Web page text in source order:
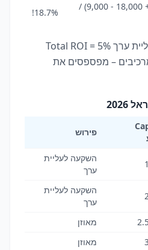
(75,000 + 18,000 - 9,000) /
18.7%!
מסקנה: תזרים שלילי + עליית ערך 5% = Total ROI
המרכיבים – מפספסים את
פירוש
השקעה לעליית
ערך
השקעה לעליית
ערך
מאוזן
מאוזן